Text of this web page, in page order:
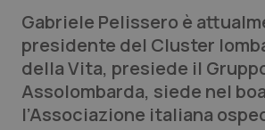
Lettere al direttore
Edizioni Regionali
QS Pro
Gabriele Pelissero è
presidente del Cluster
della Vita, presiede il
Assolombarda, siede nel
l’Associazione italiana